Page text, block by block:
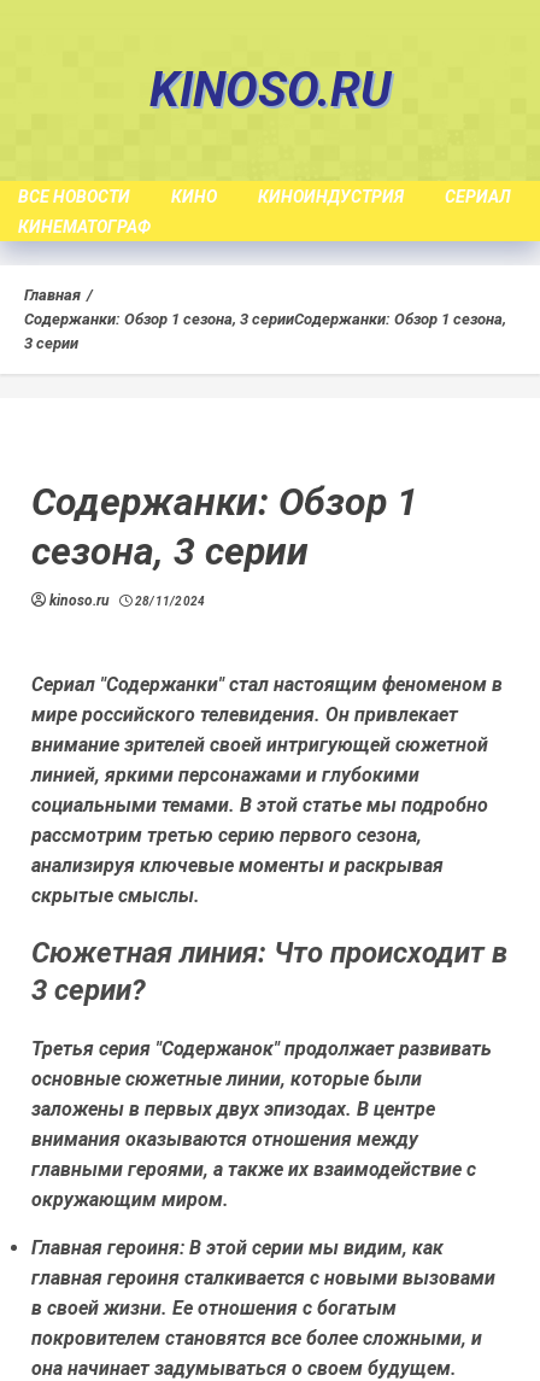
KINOSO.RU
ВСЕ НОВОСТИ КИНО КИНОИНДУСТРИЯ
СЕРИАЛ
КИНЕМАТОГРАФ
Главная
Содержанки: Обзор 1 сезона, 3 серииСодержанки: Обзор 1 сезона,
3 серии
Содержанки: Обзор 1
сезона, 3 серии
kinoso.ru 28/11/2024
Сериал "Содержанки" стал настоящим феноменом в
мире российского телевидения. Он привлекает
внимание зрителей своей интригующей сюжетной
линией, яркими персонажами и глубокими
социальными темами. В этой статье мы подробно
рассмотрим третью серию первого сезона,
анализируя ключевые моменты и раскрывая
скрытые смыслы.
Сюжетная линия: Что происходит в
3 серии?
Третья серия "Содержанок" продолжает развивать
основные сюжетные линии, которые были
заложены в первых двух эпизодах. В центре
внимания оказываются отношения между
главными героями, а также их взаимодействие с
окружающим миром.
Главная героиня: В этой серии мы видим, как
главная героиня сталкивается с новыми вызовами
в своей жизни. Ее отношения с богатым
покровителем становятся все более сложными, и
она начинает задумываться о своем будущем.